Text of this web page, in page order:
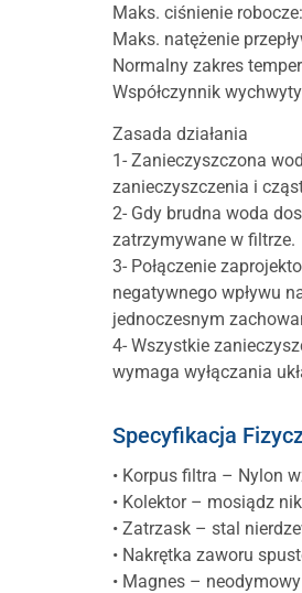
Maks. ciśnienie
Maks. natężenie
Normalny zakres
Współczynnik
Zasada działania
1- Zanieczyszczona
zanieczyszczenia i
2- Gdy brudna woda
zatrzymywane w filtrze.
3- Połączenie
negatywnego wpływu
jednoczesnym
4- Wszystkie
wymaga wyłączania
Specyfikacja
• Korpus filtra – Nylon
• Kolektor – mosiądz
• Zatrzask – stal
• Nakrętka zaworu
• Magnes –